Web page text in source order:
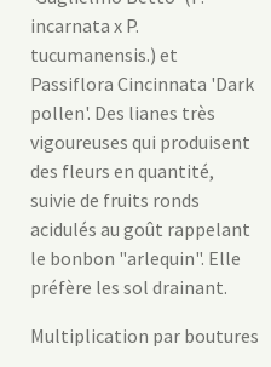
incarnata x P.
tucumanensis.) et
Passiflora Cincinnata 'Dark
pollen'. Des lianes très
vigoureuses qui produisent
des fleurs en quantité,
suivie de fruits ronds
acidulés au goût rappelant
le bonbon "arlequin". Elle
préfère les sol drainant.
Multiplication par boutures